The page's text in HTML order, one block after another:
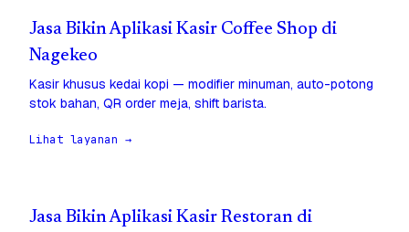
Jasa Bikin Aplikasi Kasir Coffee Shop di
Nagekeo
Kasir khusus kedai kopi — modifier minuman, auto-potong
stok bahan, QR order meja, shift barista.
Lihat layanan →
Jasa Bikin Aplikasi Kasir Restoran di